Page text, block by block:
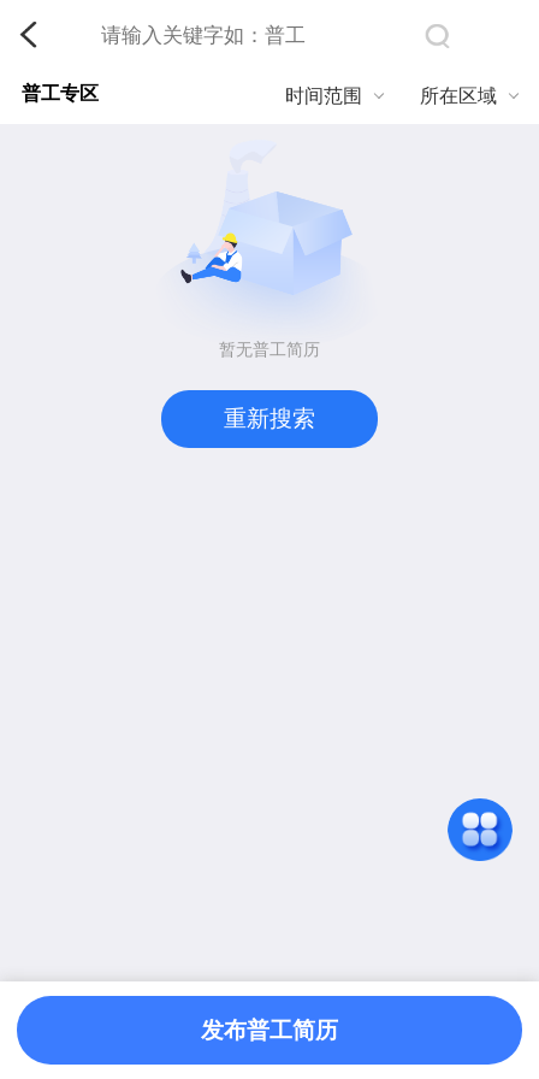
普工专区 所在区域
时间范围
暂无普工简历
重新搜索
发布普工简历